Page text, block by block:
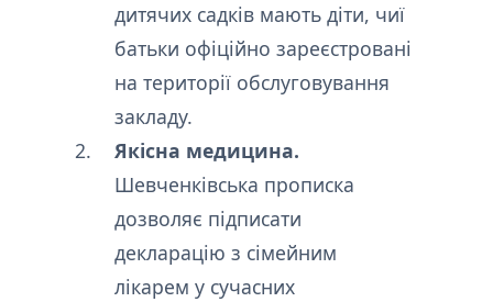
дитячих садків мають діти, чиї
батьки офіційно зареєстровані
на території обслуговування
закладу.
Якісна медицина.
Шевченківська прописка
дозволяє підписати
декларацію з сімейним
лікарем у сучасних